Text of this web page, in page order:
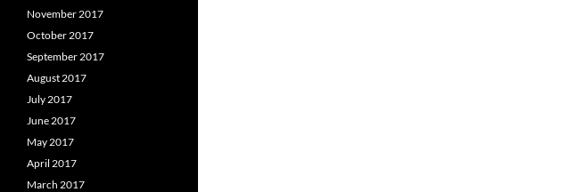
November 2017
October 2017
September 2017
August 2017
July 2017
June 2017
May 2017
April 2017
March 2017